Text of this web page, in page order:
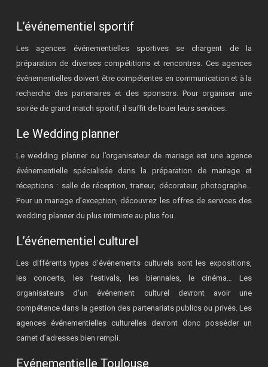
L’événementiel sportif
Les agences événementielles sportives se chargent de la
préparation de diverses compétitions et rencontres. Ces agences
événementielles doivent être compétentes en communication et à la
recherche des partenaires et des sponsors. Pour organiser une
soirée de grand match sportif, il suffit de louer leurs services.
Le Wedding planner
Le wedding planner ou l’organisateur de mariage est une agence
événementielle spécialisée dans la préparation de mariage et
réceptions : salle de réception, traiteur, décorateur, photographe...
Pour un mariage d’exception, découvrez les offres de services des
wedding planner du plus intimiste au plus fou.
L’événementiel culturel
Les différents types d’événements culturels sont les expositions,
les concerts, les festivals, les biennales, le cinéma… Les
organisateurs d’un événement culturel devront avoir une
compétence dans la gestion des partenariats publics ou privés. Les
agences événementielles culturelles devront donc posséder un
carnet d’adresses bien rempli.
Evénementielle Toulouse